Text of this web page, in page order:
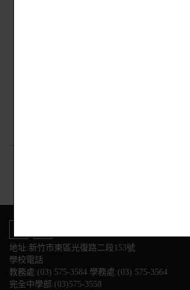
地址:新竹市東區光復路二段153號
學校電話
教務處:(03) 575-3584 學務處:(03) 575-3564
完全中學部:(03)575-3558